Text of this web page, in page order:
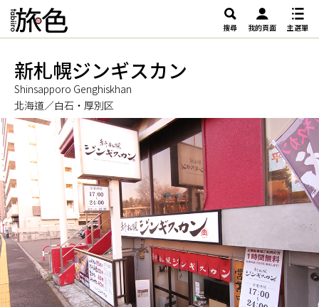
搜尋 我的頁面 主選單
新札幌ジンギスカン
Shinsapporo Genghiskhan
北海道／白石・厚別区